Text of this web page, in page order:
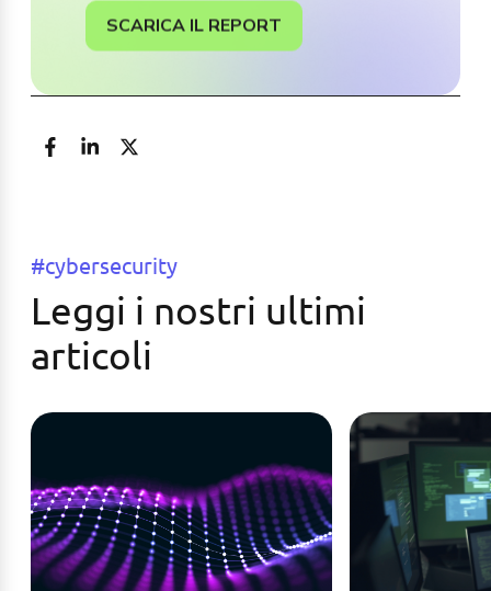
SCARICA IL REPORT
#cybersecurity
Leggi i nostri ultimi
articoli